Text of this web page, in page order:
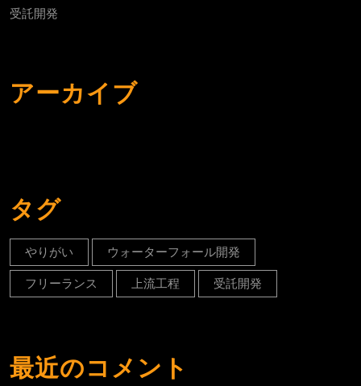
受託開発
アーカイブ
タグ
やりがい ウォーターフォール開発
フリーランス 上流工程 受託開発
最近のコメント